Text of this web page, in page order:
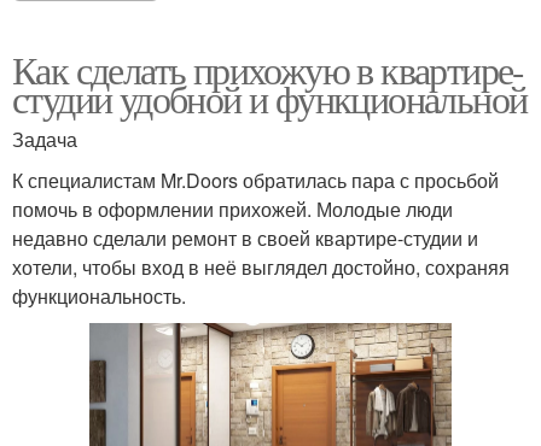
Как сделать прихожую в квартире-
студии удобной и функциональной
Задача
К специалистам Mr.Doors обратилась пара с просьбой
помочь в оформлении прихожей. Молодые люди
недавно сделали ремонт в своей квартире-студии и
хотели, чтобы вход в неё выглядел достойно, сохраняя
функциональность.